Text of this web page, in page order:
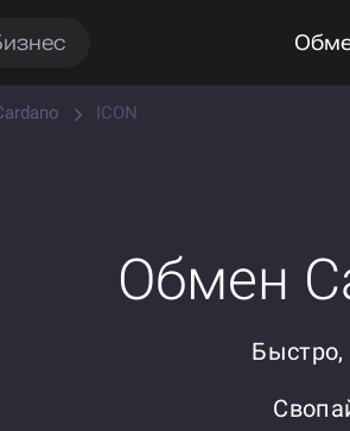
ICON
Обмен
Быстро,